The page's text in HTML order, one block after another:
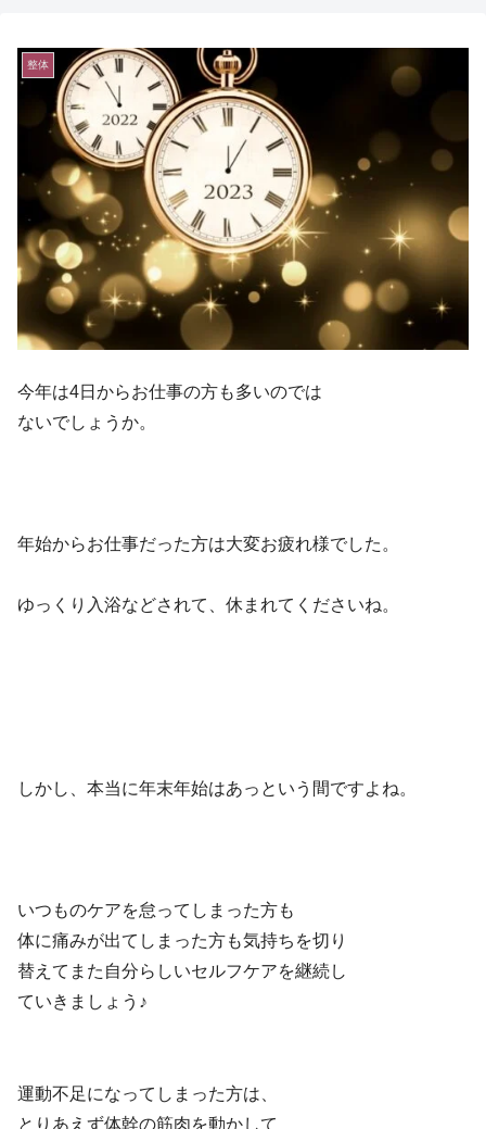
整体
今年は4日からお仕事の方も多いのでは
ないでしょうか。
年始からお仕事だった方は大変お疲れ様でした。
ゆっくり入浴などされて、休まれてくださいね。
しかし、本当に年末年始はあっという間ですよね。
いつものケアを怠ってしまった方も
体に痛みが出てしまった方も気持ちを切り
替えてまた自分らしいセルフケアを継続し
ていきましょう♪
運動不足になってしまった方は、
とりあえず体幹の筋肉を動かして